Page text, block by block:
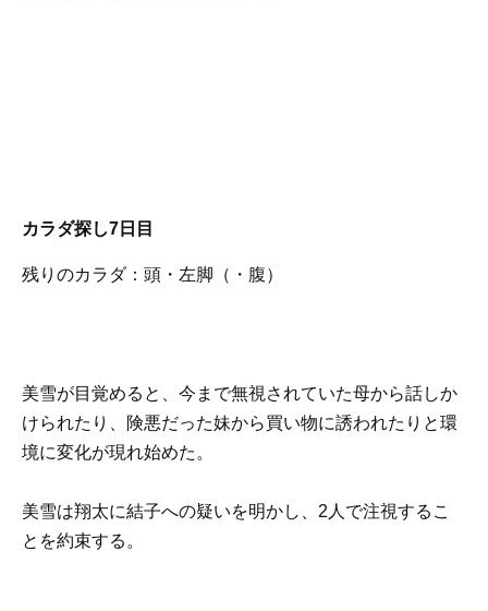
カラダ探し7日目
残りのカラダ：頭・左脚（・腹）
美雪が目覚めると、今まで無視されていた母から話しか
けられたり、険悪だった妹から買い物に誘われたりと環
境に変化が現れ始めた。
美雪は翔太に結子への疑いを明かし、2人で注視するこ
とを約束する。